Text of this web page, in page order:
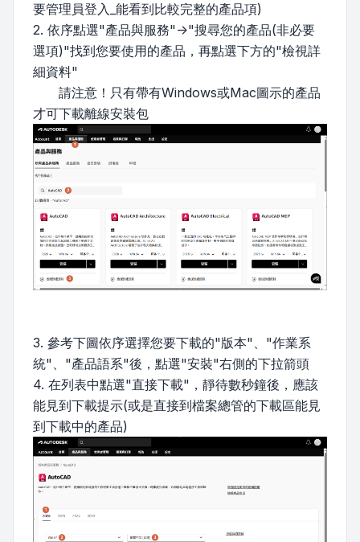
要管理員登入_能看到比較完整的產品項)
2. 依序點選"產品與服務"->"搜尋您的產品(非必要
選項)"找到您要使用的產品，再點選下方的"檢視詳
細資料"
請注意！只有帶有Windows或Mac圖示的產品
才可下載離線安裝包
3. 參考下圖依序選擇您要下載的"版本"、"作業系
統"、"產品語系"後，點選"安裝"右側的下拉箭頭
4. 在列表中點選"直接下載"，靜待數秒鐘後，應該
能見到下載提示(或是直接到檔案總管的下載區能見
到下載中的產品)